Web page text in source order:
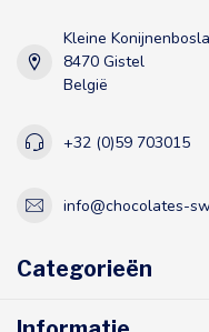
Kleine
8470 Gistel
België
+32 (0)59 703015
info@chocolates-
Categorieën